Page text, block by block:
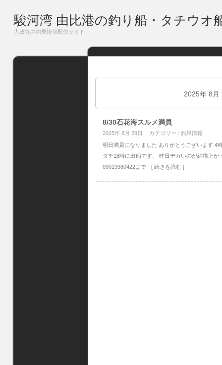
駿河湾 由比港の釣り船・タチウオ
大政丸の釣果情報配信サイト
2025年 8月
8/30石花海スルメ満員
2025年 8月 29日 カテゴリー : 釣果情報
明日満員になりました ありがとうございます 4
タチ18時に出船です。 昨日デカいのが結構上
09019380422まで - [ 続きを読む ]